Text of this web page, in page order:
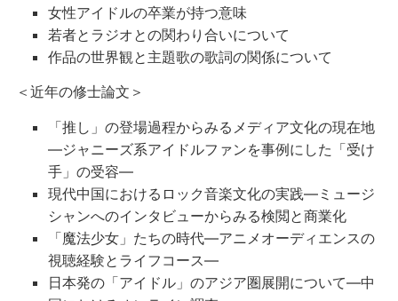
⼥性アイドルの卒業が持つ意味
若者とラジオとの関わり合いについて
作品の世界観と主題歌の歌詞の関係について
＜近年の修士論文＞
「推し」の登場過程からみるメディア文化の現在地
―ジャニーズ系アイドルファンを事例にした「受け
手」の受容―
現代中国におけるロック音楽文化の実践―ミュージ
シャンへのインタビューからみる検閲と商業化
「魔法少女」たちの時代―アニメオーディエンスの
視聴経験とライフコース―
日本発の「アイドル」のアジア圏展開について―中